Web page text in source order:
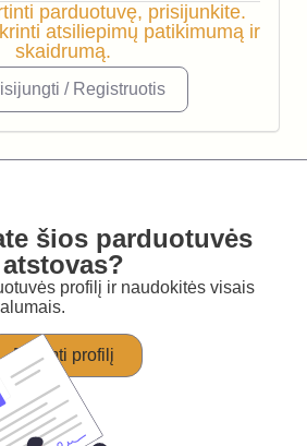
parduotuvę, prisijunkite.
atsiliepimų patikimumą ir
skaidrumą.
/ Registruotis
šios parduotuvės
atstovas?
profilį ir naudokitės visais
Perimti profilį